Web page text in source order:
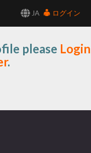
JA
ログイン
please Login
.